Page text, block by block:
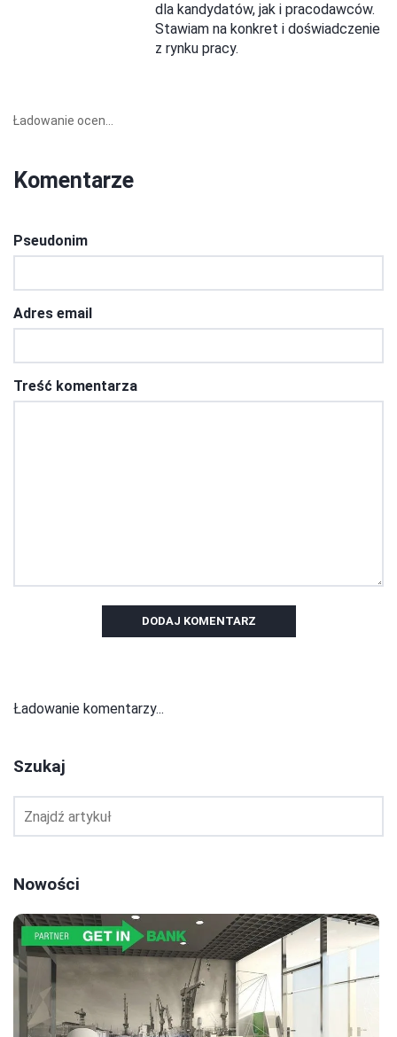
dla kandydatów, jak i pracodawców.
Stawiam na konkret i doświadczenie
z rynku pracy.
Ładowanie ocen...
Komentarze
Pseudonim
Adres email
Treść komentarza
DODAJ KOMENTARZ
Ładowanie komentarzy...
Szukaj
Nowości